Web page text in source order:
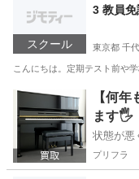
スクール
3 教員
東京都 千
こんにちは。定期テスト前や
東京 千代田区 家庭
【何
ます🖐️
状態が悪
プリフラ